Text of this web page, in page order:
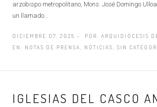
arzobispo metropolitano, Mons. José Domingo
un llamado...
DICIEMBRE 07, 2025 - POR: ARQUIDIÓCESIS
EN: NOTAS DE PRENSA, NOTICIAS, SIN
IGLESIAS DEL CASCO